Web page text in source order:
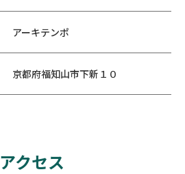
アーキテンポ
京都府福知山市下新１０
アクセス